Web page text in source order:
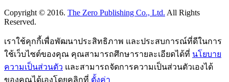
Copyright © 2016. The Zero Publishing Co., Ltd. All Rights
Reserved.
เราใช้คุกกี้เพื่อพัฒนาประสิทธิภาพ และประสบการณ์ที่ดีในการ
ใช้เว็บไซต์ของคุณ คุณสามารถศึกษารายละเอียดได้ที่ นโยบาย
ความเป็นส่วนตัว และสามารถจัดการความเป็นส่วนตัวเองได้
ของคุณได้เองโดยคลิกที่ ตั้งค่า